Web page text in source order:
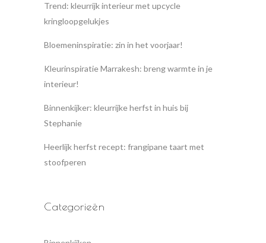
Trend: kleurrijk interieur met upcycle
kringloopgelukjes
Bloemeninspiratie: zin in het voorjaar!
Kleurinspiratie Marrakesh: breng warmte in je
interieur!
Binnenkijker: kleurrijke herfst in huis bij
Stephanie
Heerlijk herfst recept: frangipane taart met
stoofperen
Categorieën